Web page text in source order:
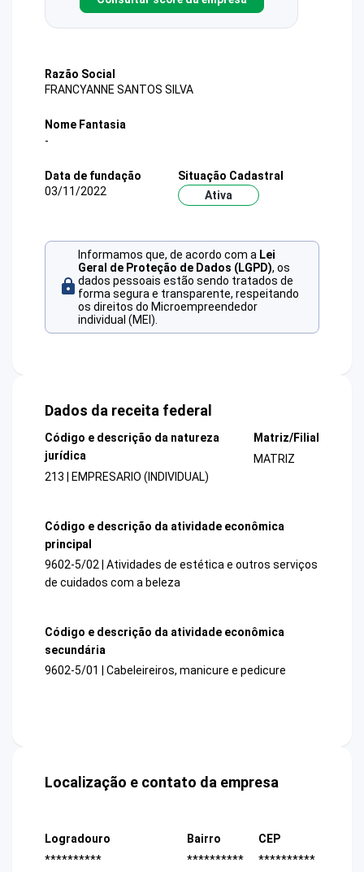
Razão Social
FRANCYANNE SANTOS SILVA
Nome Fantasia
-
Data de fundação
03/11/2022
Situação Cadastral
Ativa
Informamos que, de acordo com a Lei
Geral de Proteção de Dados (LGPD), os
dados pessoais estão sendo tratados de
forma segura e transparente, respeitando
os direitos do Microempreendedor
individual (MEI).
Dados da receita federal
Código e descrição da natureza
jurídica
213 | EMPRESARIO (INDIVIDUAL)
Matriz/Filial
MATRIZ
Código e descrição da atividade econômica
principal
9602-5/02 | Atividades de estética e outros serviços
de cuidados com a beleza
Código e descrição da atividade econômica
secundária
9602-5/01 | Cabeleireiros, manicure e pedicure
Localização e contato da empresa
Logradouro
**********
Bairro
**********
CEP
**********